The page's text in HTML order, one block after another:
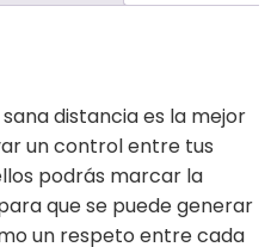
distancia es la mejor
un control entre tus
podrás marcar la
que se puede generar
un respeto entre cada